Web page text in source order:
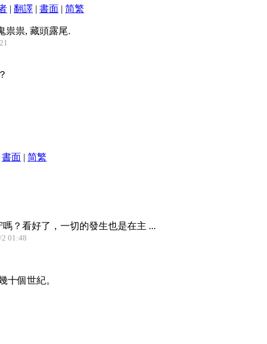
| 翻譯 | 書面 | 简繁
祟祟, 藏頭露尾.
書面 | 简繁
？看好了，一切的發生也是在主 ...
01:48
十個世紀。